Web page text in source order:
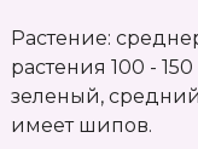
Растение:
растения 100 -
зеленый,
имеет шипов.